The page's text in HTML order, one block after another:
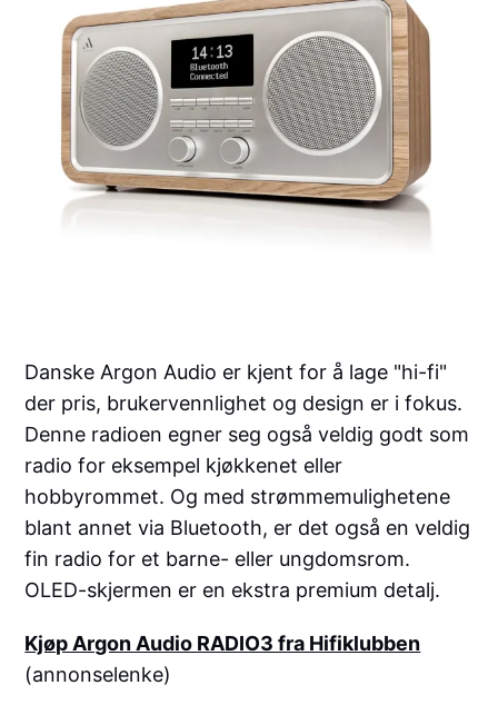
Danske Argon Audio er kjent for å lage "hi-fi"
der pris, brukervennlighet og design er i fokus.
Denne radioen egner seg også veldig godt som
radio for eksempel kjøkkenet eller
hobbyrommet. Og med strømmemulighetene
blant annet via Bluetooth, er det også en veldig
fin radio for et barne- eller ungdomsrom.
OLED-skjermen er en ekstra premium detalj.
Kjøp Argon Audio RADIO3 fra Hifiklubben
(annonselenke)